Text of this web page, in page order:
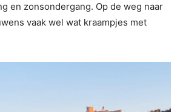
en zonsondergang. Op de weg naar
vaak wel wat kraampjes met